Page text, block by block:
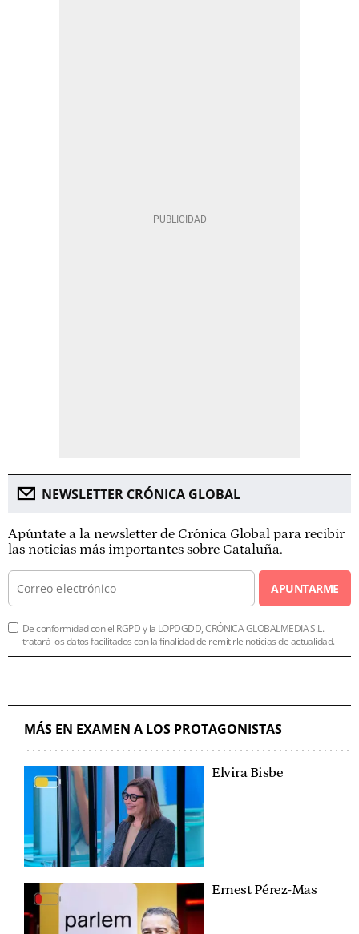
NEWSLETTER CRÓNICA GLOBAL
Apúntate a la newsletter de Crónica Global para recibir
las noticias más importantes sobre Cataluña.
APUNTARME
De conformidad con el RGPD y la LOPDGDD, CRÓNICA GLOBALMEDIA S.L.
tratará los datos facilitados con la finalidad de remitirle noticias de actualidad.
MÁS EN EXAMEN A LOS PROTAGONISTAS
Elvira Bisbe
Ernest Pérez-Mas